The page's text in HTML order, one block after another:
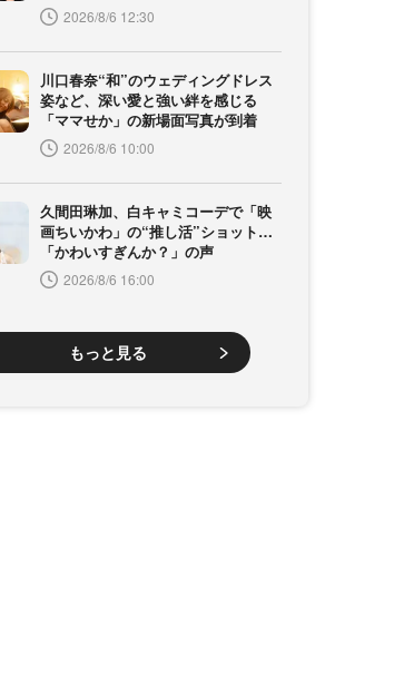
2026/8/6 12:30
川口春奈“和”のウェディングドレス
姿など、深い愛と強い絆を感じる
「ママせか」の新場面写真が到着
2026/8/6 10:00
久間田琳加、白キャミコーデで「映
画ちいかわ」の“推し活”ショット…
「かわいすぎんか？」の声
2026/8/6 16:00
もっと見る